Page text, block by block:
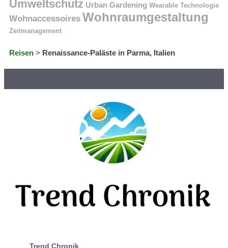
Umweltschutz Urban Gardening Wearable Technologie
Wohnaccessoires Wohnraumgestaltung
Zeitmanagement
Reisen > Renaissance-Paläste in Parma, Italien
Trend Chronik